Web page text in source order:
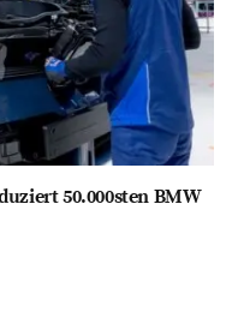
50.000sten BMW